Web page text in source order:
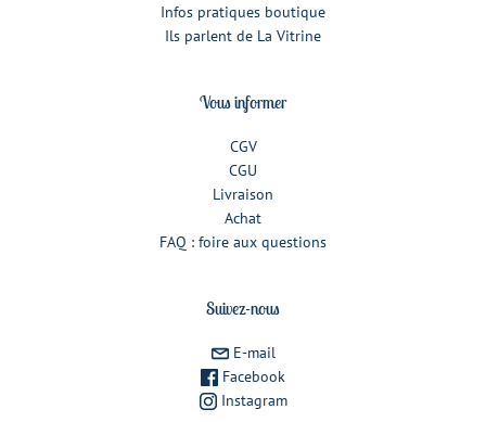
Infos pratiques boutique
Ils parlent de La Vitrine
Vous informer
CGV
CGU
Livraison
Achat
FAQ : foire aux questions
Suivez-nous
E-mail
Facebook
Instagram